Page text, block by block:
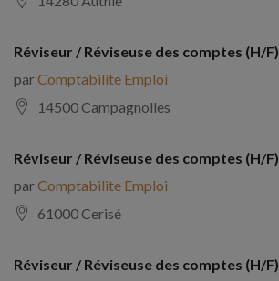
Réviseur / Réviseuse des comptes (H/F)
parComptabilite Emploi
14500 Campagnolles
Réviseur / Réviseuse des comptes (H/F)
parComptabilite Emploi
61000 Cerisé
Réviseur / Réviseuse des comptes (H/F)